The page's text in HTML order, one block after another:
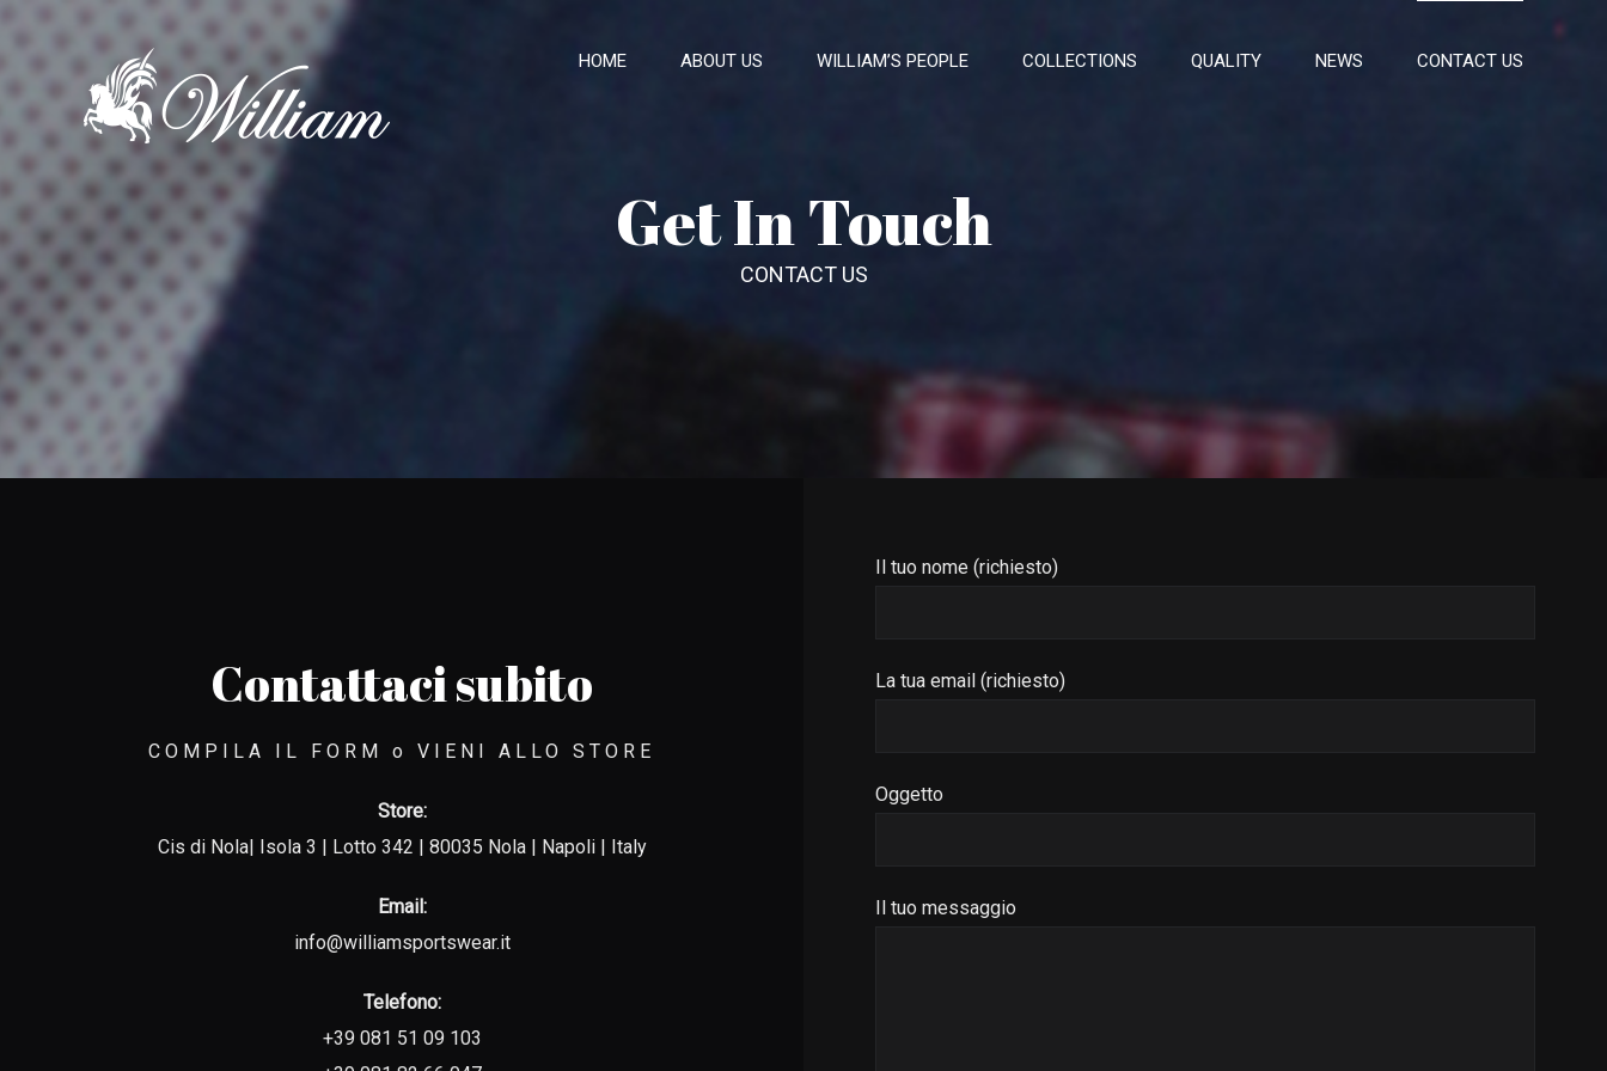
HOME ABOUT US WILLIAM’S PEOPLE COLLECTIONS QUALITY NEWS CONTACT US
Get In Touch
CONTACT US
Contattaci subito
COMPILA IL FORM o VIENI ALLO STORE
Store:
Cis di Nola| Isola 3 | Lotto 342 | 80035 Nola | Napoli | Italy
Email:
info@williamsportswear.it
Telefono:
+39 081 51 09 103
Il tuo nome (richiesto)
La tua email (richiesto)
Oggetto
Il tuo messaggio